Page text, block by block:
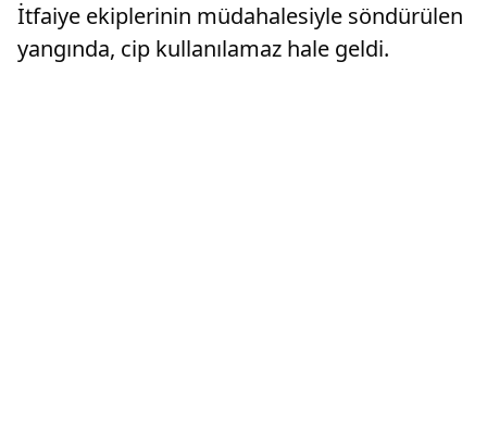
İtfaiye ekiplerinin müdahalesiyle söndürülen
yangında, cip kullanılamaz hale geldi.